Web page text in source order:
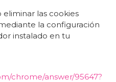
las cookies
la configuración
instalado en tu
chrome/answer/95647?